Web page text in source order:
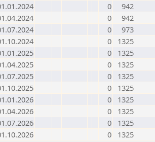
0
942
0
942
0
973
0
1325
0
1325
0
1325
0
1325
0
1325
0
1325
0
1325
0
1325
0 1325